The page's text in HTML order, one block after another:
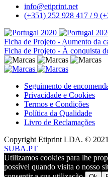
info@etiprint.net
(+351) 252 928 417 / 9
Ficha de Projeto - Aumento da
Ficha de Projeto - À conquista
Seguimento de
Privacidade e Cookies
Termos e Condições
Política da Qualidade
Livro de Reclamações
Copyright Etiprint LDA. ©
SUBA.PT
Utilizamos cookies para lhe
possível quando visita o nosso